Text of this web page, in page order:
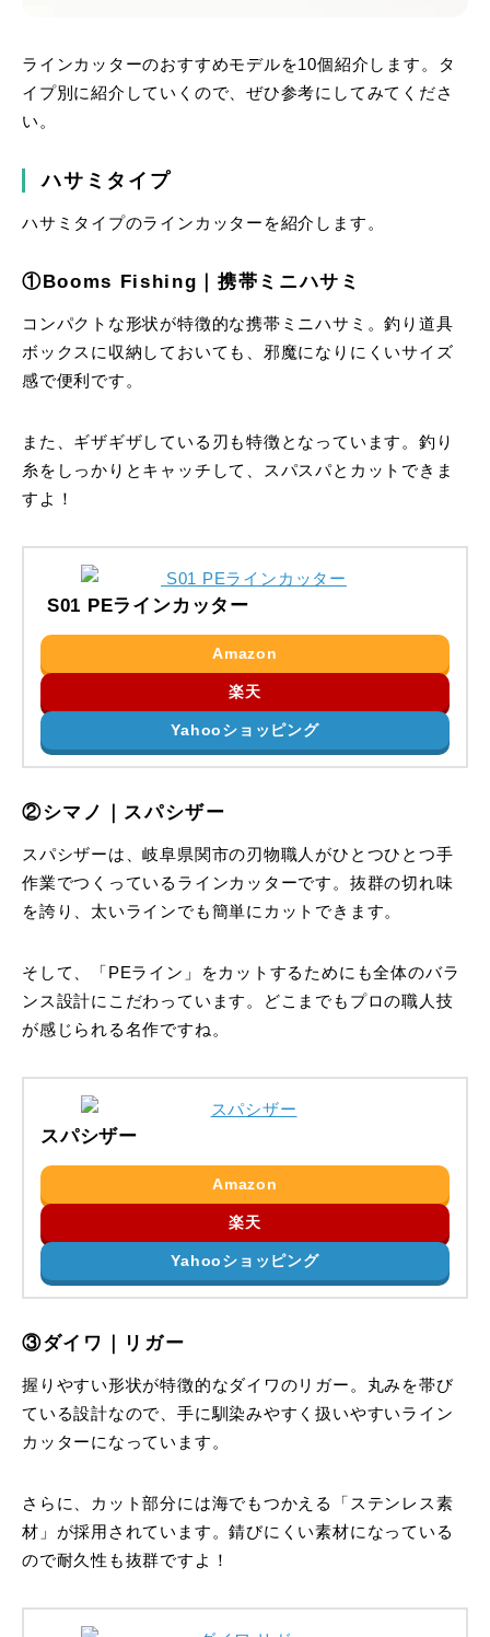
ラインカッターのおすすめモデルを10個紹介します。タ
イプ別に紹介していくので、ぜひ参考にしてみてくださ
い。
ハサミタイプ
ハサミタイプのラインカッターを紹介します。
①Booms Fishing｜携帯ミニハサミ
コンパクトな形状が特徴的な携帯ミニハサミ。釣り道具
ボックスに収納しておいても、邪魔になりにくいサイズ
感で便利です。
また、ギザギザしている刃も特徴となっています。釣り
糸をしっかりとキャッチして、スパスパとカットできま
すよ！
S01 PEラインカッター
Amazon
楽天
Yahooショッピング
②シマノ｜スパシザー
スパシザーは、岐阜県関市の刃物職人がひとつひとつ手
作業でつくっているラインカッターです。抜群の切れ味
を誇り、太いラインでも簡単にカットできます。
そして、「PEライン」をカットするためにも全体のバラ
ンス設計にこだわっています。どこまでもプロの職人技
が感じられる名作ですね。
スパシザー
Amazon
楽天
Yahooショッピング
③ダイワ｜リガー
握りやすい形状が特徴的なダイワのリガー。丸みを帯び
ている設計なので、手に馴染みやすく扱いやすいライン
カッターになっています。
さらに、カット部分には海でもつかえる「ステンレス素
材」が採用されています。錆びにくい素材になっている
ので耐久性も抜群ですよ！